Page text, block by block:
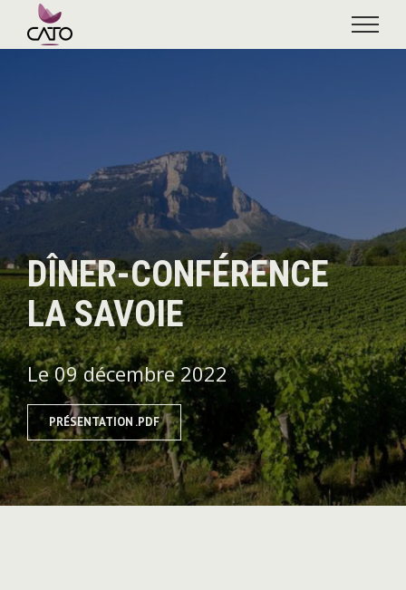
content
DÎNER-CONFÉRENCE
LA SAVOIE
Le 09 décembre 2022
PRÉSENTATION .PDF